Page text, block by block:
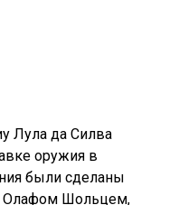
Лула да Силва
оружия в
были сделаны
Олафом Шольцем,